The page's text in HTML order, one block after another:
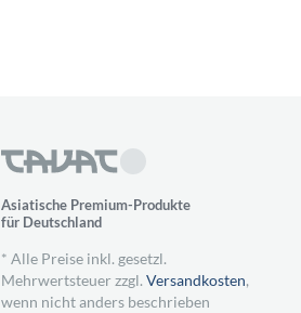
Asiatische Premium-Produkte
für Deutschland
* Alle Preise inkl. gesetzl.
Mehrwertsteuer zzgl. Versandkosten,
wenn nicht anders beschrieben